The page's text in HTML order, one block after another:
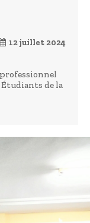
12 juillet 2024
de la